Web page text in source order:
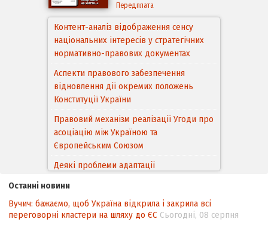
Передплата
Контент-аналіз відображення сенсу
національних інтересів у стратегічних
нормативно-правових документах
Аспекти правового забезпечення
відновлення дії окремих положень
Конституції України
Правовий механізм реалізації Угоди про
асоціацію між Україною та
Європейським Cоюзом
Деякі проблеми адаптації
походження товарів відповідно до
Угоди про торговельні аспекти прав
інтелектуальної власності (TRIPS) у
Останні новини
Вучич: бажаємо, щоб Україна відкрила і закрила всі
переговорні кластери на шляху до ЄС Сьогодні, 08 серпня